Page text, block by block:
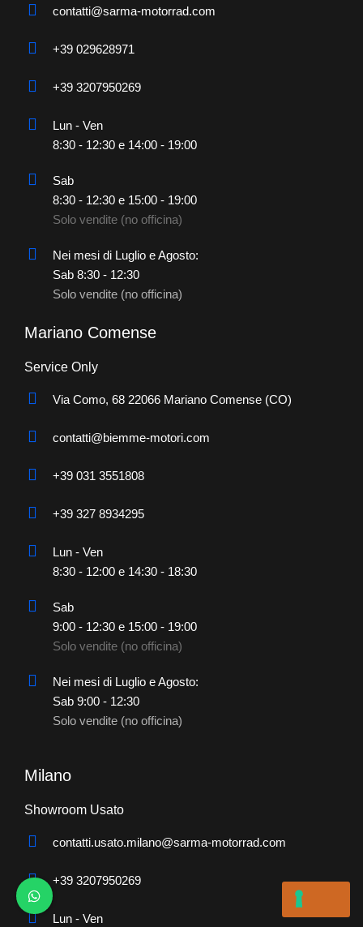
contatti@sarma-motorrad.com
+39 029628971
+39 3207950269
Lun - Ven
8:30 - 12:30 e 14:00 - 19:00
Sab
8:30 - 12:30 e 15:00 - 19:00
Solo vendite (no officina)
Nei mesi di Luglio e Agosto:
Sab 8:30 - 12:30
Solo vendite (no officina)
Mariano Comense
Service Only
Via Como, 68 22066 Mariano Comense (CO)
contatti@biemme-motori.com
+39 031 3551808
+39 327 8934295
Lun - Ven
8:30 - 12:00 e 14:30 - 18:30
Sab
9:00 - 12:30 e 15:00 - 19:00
Solo vendite (no officina)
Nei mesi di Luglio e Agosto:
Sab 9:00 - 12:30
Solo vendite (no officina)
Milano
Showroom Usato
contatti.usato.milano@sarma-motorrad.com
+39 3207950269
Lun - Ven